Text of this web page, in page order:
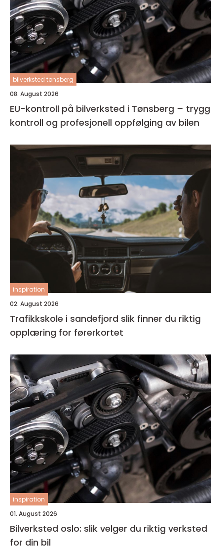
bilverksted tønsberg
08. August 2026
EU-kontroll på bilverksted i Tønsberg – trygg
kontroll og profesjonell oppfølging av bilen
inspiration
02. August 2026
Trafikkskole i sandefjord slik finner du riktig
opplæring for førerkortet
inspiration
01. August 2026
Bilverksted oslo: slik velger du riktig verksted
for din bil